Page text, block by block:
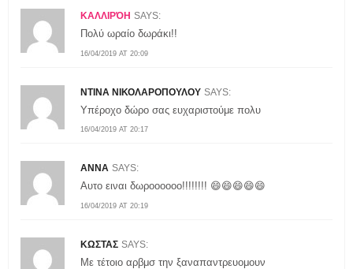
ΚΑΛΛΙΡΌΗ SAYS:
16/04/2019 AT 20:09
Πολύ ωραίο δωράκι!!
ΝΤΙΝΑ ΝΙΚΟΛΑΡΟΠΟΥΛΟΥ SAYS:
16/04/2019 AT 20:17
Υπέροχο δώρο σας ευχαριστούμε πολυ
ΑΝΝΑ SAYS:
16/04/2019 AT 20:19
Αυτο ειναι δωροοοοοο!!!!!!!! 😄😄😄😄😄
ΚΩΣΤΑΣ SAYS:
Με τέτοιο αρβμσ την ξαναπαντρευομουν